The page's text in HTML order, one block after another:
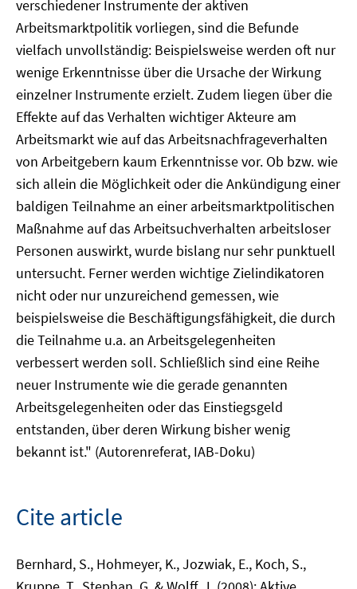
verschiedener Instrumente der aktiven
Arbeitsmarktpolitik vorliegen, sind die Befunde
vielfach unvollständig: Beispielsweise werden oft nur
wenige Erkenntnisse über die Ursache der Wirkung
einzelner Instrumente erzielt. Zudem liegen über die
Effekte auf das Verhalten wichtiger Akteure am
Arbeitsmarkt wie auf das Arbeitsnachfrageverhalten
von Arbeitgebern kaum Erkenntnisse vor. Ob bzw. wie
sich allein die Möglichkeit oder die Ankündigung einer
baldigen Teilnahme an einer arbeitsmarktpolitischen
Maßnahme auf das Arbeitsuchverhalten arbeitsloser
Personen auswirkt, wurde bislang nur sehr punktuell
untersucht. Ferner werden wichtige Zielindikatoren
nicht oder nur unzureichend gemessen, wie
beispielsweise die Beschäftigungsfähigkeit, die durch
die Teilnahme u.a. an Arbeitsgelegenheiten
verbessert werden soll. Schließlich sind eine Reihe
neuer Instrumente wie die gerade genannten
Arbeitsgelegenheiten oder das Einstiegsgeld
entstanden, über deren Wirkung bisher wenig
bekannt ist." (Autorenreferat, IAB-Doku)
Cite article
Bernhard, S., Hohmeyer, K., Jozwiak, E., Koch, S.,